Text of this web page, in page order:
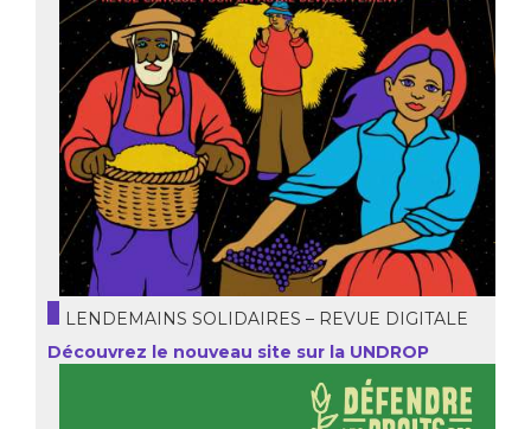
LENDEMAINS SOLIDAIRES – REVUE DIGITALE
Découvrez le nouveau site sur la UNDROP